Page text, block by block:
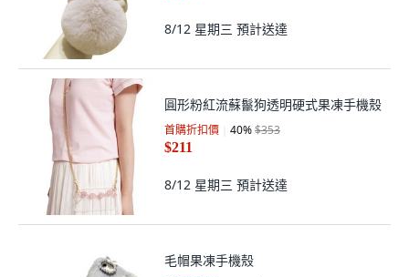
8/12 星期三 預計送達
圓形粉紅流蘇鬣狗透明硬式果凍手機殼
首購折扣價 40%$353
$211
8/12 星期三 預計送達
毛帽果凍手機殼